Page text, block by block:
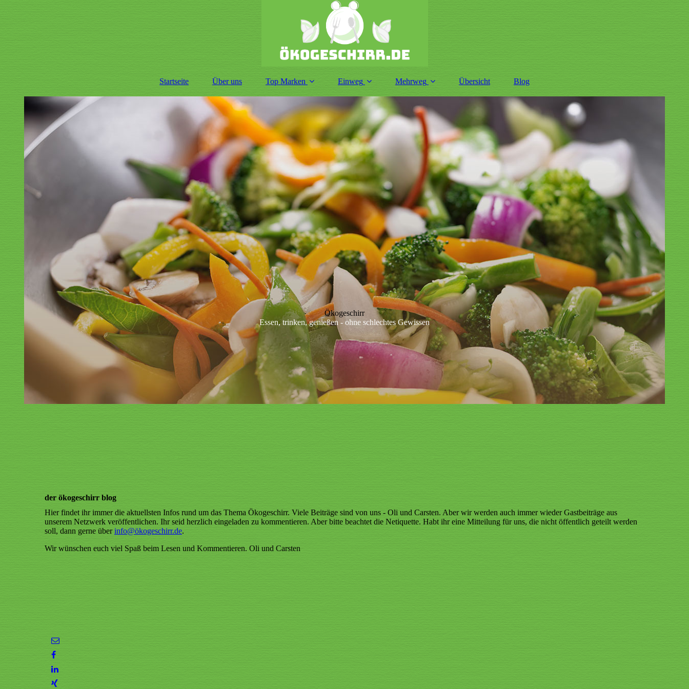
Startseite Über uns Top Marken Einweg Mehrweg Übersicht Blog
Ökogeschirr
Essen, trinken, genießen - ohne schlechtes Gewissen
der ökogeschirr blog
Hier findet ihr immer die aktuellsten Infos rund um das Thema Ökogeschirr. Viele Beiträge sind von uns - Oli und Carsten. Aber wir werden auch immer wieder Gastbeiträge aus
unserem Netzwerk veröffentlichen. Ihr seid herzlich eingeladen zu kommentieren. Aber bitte beachtet die Netiquette. Habt ihr eine Mitteilung für uns, die nicht öffentlich geteilt werden
soll, dann gerne überinfo@ökogeschirr.de.
Wir wünschen euch viel Spaß beim Lesen und Kommentieren. Oli und Carsten